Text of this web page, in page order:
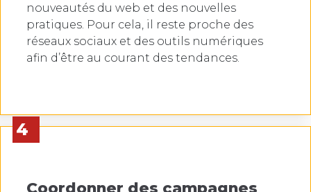
nouveautés du web et des nouvelles
pratiques. Pour cela, il reste proche des
réseaux sociaux et des outils numériques
afin d’être au courant des tendances.
4
Coordonner des campagnes